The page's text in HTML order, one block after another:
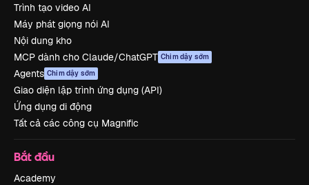
Trình tạo video AI
Máy phát giọng nói AI
Nội dung kho
MCP dành cho Claude/ChatGPT Chim dậy sớm
Agents Chim dậy sớm
Giao diện lập trình ứng dụng (API)
Ứng dụng di động
Tất cả các công cụ Magnific
Bắt đầu
Academy